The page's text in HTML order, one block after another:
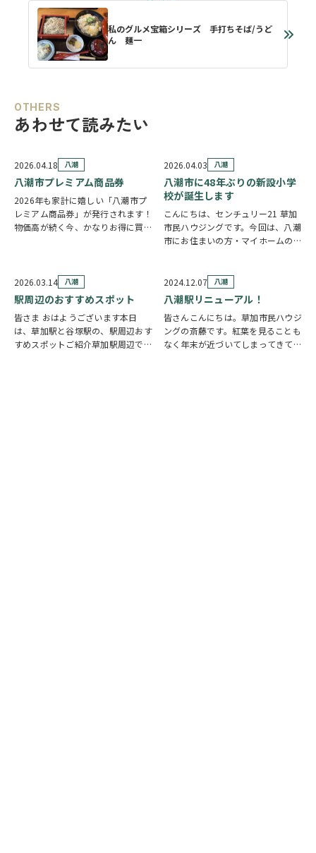
私のグルメ宝箱シリーズ 手打ちそば/うど
ん 麺一
OTHERS
あわせて読みたい
2026.04.18 八潮
八潮市プレミアム商品券
2026年も家計に嬉しい「八潮市プ
レミアム商品券」が発行されます！
物価高が続く今、かなりお得に買い
1冊：10,000円で購入 利用額：
13…
2026.04.03 八潮
八潮市に48年ぶりの新設小学
校が誕生します
こんにちは、センチュリー21 草加
市民ハウジングです。今回は、八潮
市にお住まいの方・マイホームのご
ご紹介します。. .48年ぶりの新設小
学校が誕生します 八潮市では、近
年の駅周…
2026.03.14 八潮
駅周辺のおすすめスポット
皆さま おはようございます本日
は、草加駅と谷塚駅の、駅周辺おす
すめスポットご紹介草加駅周辺で買
2024.12.07 八潮
八潮駅リニューアル！
皆さんこんにちは。草加市民ハウジ
ングの斎藤です。紅葉を見ることも
なく年末が近づいてしまってきてい